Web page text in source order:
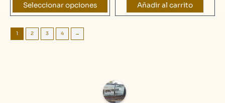
Seleccionar opciones
de
producto
Añadir al carrito
1 2 3 4 →